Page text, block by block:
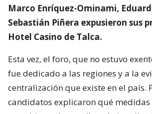
Marco Enríquez-Ominami,
Sebastián Piñera expusieron sus
Hotel Casino de Talca.
Esta vez, el foro, que no estuvo
fue dedicado a las regiones y a la
centralización que existe en el país.
candidatos explicaron qué